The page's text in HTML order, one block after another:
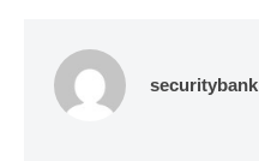
securitybank